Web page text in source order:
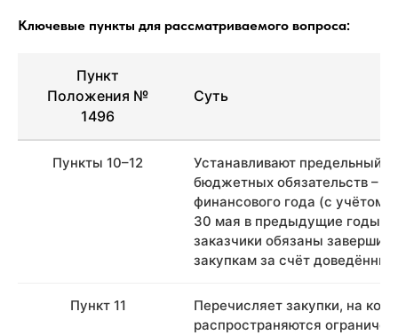
Ключевые пункты для рассматриваемого вопроса:
Пункт
Положения №
1496
Суть
Пункты 10–12
Устанавливают предельный
бюджетных обязательств – 1
финансового года (с учётом
30 мая в предыдущие годы).
заказчики обязаны
закупкам за счёт
Пункт 11
Перечисляет закупки, на
распространяются